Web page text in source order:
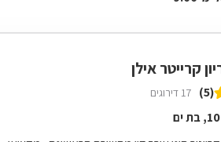
קרייטר אילן
(5) 17 דירוגים